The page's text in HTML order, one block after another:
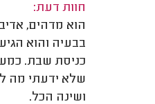
חוות דעת:
הוא מדהים,
כניסת שבת.
שלא ידעתי מה
ושינה הכל.